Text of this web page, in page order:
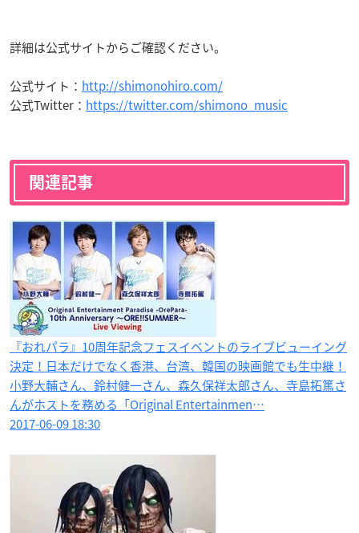
詳細は公式サイトからご確認ください。
公式サイト： http://shimonohiro.com/
公式Twitter： https://twitter.com/shimono_music
関連記事
『おれパラ』10周年記念フェスイベントのライブビューイング
決定！日本だけでなく香港、台湾、韓国の映画館でも生中継！
小野大輔さん、鈴村健一さん、森久保祥太郎さん、寺島拓篤さ
んがホストを務める「Original Entertainmen…
2017-06-09 18:30